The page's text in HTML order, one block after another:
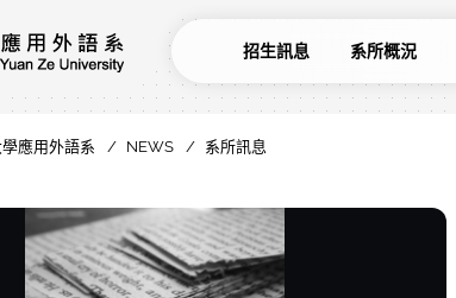
招生訊息 系所概況
應用外語系 NEWS 系所訊息